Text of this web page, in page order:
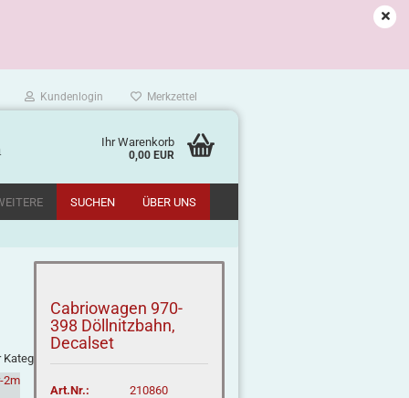
Kundenlogin Merkzettel
Ihr Warenkorb
0,00 EUR
SUCHEN ÜBER UNS
Cabriowagen 970-
398 Döllnitzbahn,
Decalset
Art.Nr.:
210860